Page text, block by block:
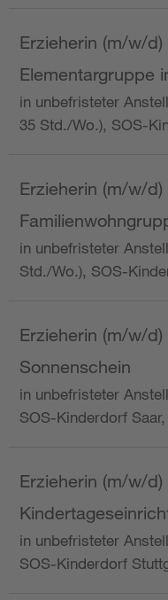
Erzieherin (m/w/
Elementargruppe
in unbefristeter
35 Std./Wo.), SOS-
Erzieherin (m/w/
in unbefristeter
Std./Wo.), SOS-
Erzieherin (m/w/
Sonnenschein
in unbefristeter
SOS-Kinderdorf
Erzieherin (m/w/
in unbefristeter
SOS-Kinderdorf